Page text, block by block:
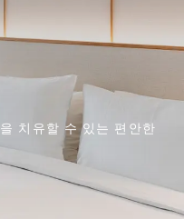
치유할 수 있는 편안한